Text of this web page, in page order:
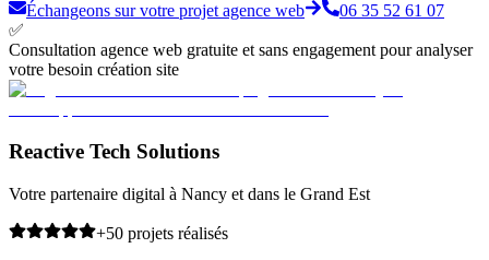
Échangeons sur votre projet agence web
06 35 52 61 07
✅
Consultation agence web gratuite et sans engagement pour analyser
votre besoin création site
Reactive Tech Solutions
Votre partenaire digital à Nancy et dans le Grand Est
+50 projets réalisés